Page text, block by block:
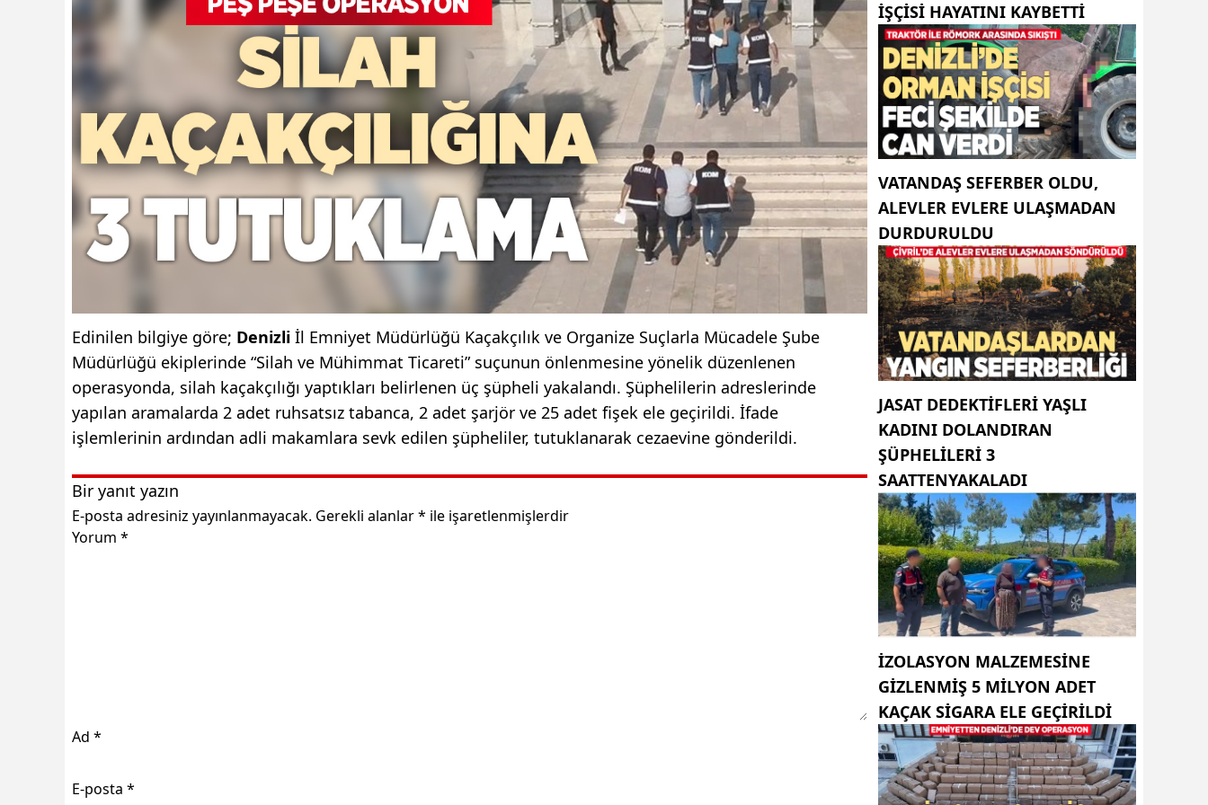
Edinilen bilgiye göre; Denizli İl Emniyet Müdürlüğü Kaçakçılık ve Organize Suçlarla Mücadele Şube
Müdürlüğü ekiplerinde “Silah ve Mühimmat Ticareti” suçunun önlenmesine yönelik düzenlenen
operasyonda, silah kaçakçılığı yaptıkları belirlenen üç şüpheli yakalandı. Şüphelilerin adreslerinde
yapılan aramalarda 2 adet ruhsatsız tabanca, 2 adet şarjör ve 25 adet fişek ele geçirildi. İfade
işlemlerinin ardından adli makamlara sevk edilen şüpheliler, tutuklanarak cezaevine gönderildi.
Bir yanıt yazın
E-posta adresiniz yayınlanmayacak. Gerekli alanlar* ile işaretlenmişlerdir
Yorum *
Ad *
E-posta *
IŞÇISI HAYATINI KAYBETTI
VATANDAŞ SEFERBER OLDU,
ALEVLER EVLERE ULAŞMADAN
DURDURULDU
JASAT DEDEKTIFLERI YAŞLI
KADINI DOLANDIRAN
ŞÜPHELILERI 3
SAATTENYAKALADI
İZOLASYON MALZEMESINE
GIZLENMIŞ 5 MILYON ADET
KAÇAK SIGARA ELE GEÇIRILDI